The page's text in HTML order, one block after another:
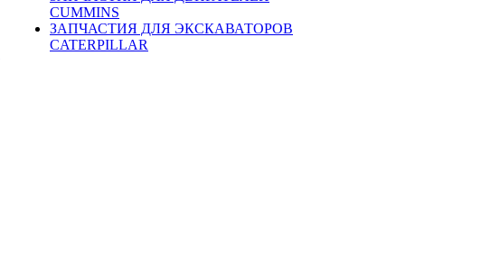
CUMMINS
ЗАПЧАСТИЯ ДЛЯ ЭКСКАВАТОРОВ
CATERPILLAR